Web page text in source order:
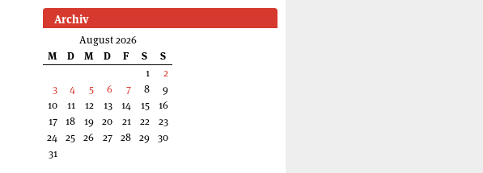
Archiv
August 2026
M
D M D F S
S
1
2
3
4 5 6 7 8
9
10
11 12 13 14 15
16
17 18 19 20 21 22
23
24 25 26 27 28 29 30
31